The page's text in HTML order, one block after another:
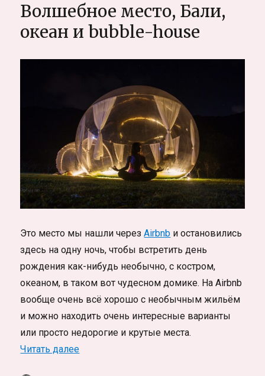
на
Волшебное место, Бали,
океан и bubble-house
Это место мы нашли черезAirbnb и остановились
здесь на одну ночь, чтобы встретить день
рождения как-нибудь необычно, с костром,
океаном, в таком вот чудесном домике. На Airbnb
вообще очень всё хорошо с необычным жильём
и можно находить очень интересные варианты
или просто недорогие и крутые места.
Читать далее«Волшебное место, Бали, океан и bubble-